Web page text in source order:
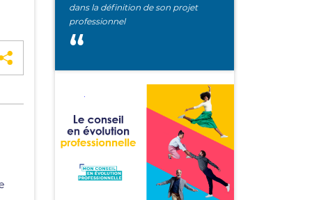
dans la définition de son projet
professionnel